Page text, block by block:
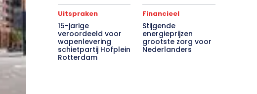
Uitspraken
15-jarige
veroordeeld voor
wapenlevering
schietpartij Hofplein
Rotterdam
Financieel
Stijgende
energieprijzen
grootste zorg voor
Nederlanders